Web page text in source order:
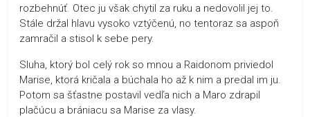
rozbehnúť. Otec ju však chytil za ruku a nedovolil jej to.
Stále držal hlavu vysoko vztýčenú, no tentoraz sa aspoň
zamračil a stisol k sebe pery.
Sluha, ktorý bol celý rok so mnou a Raidonom priviedol
Marise, ktorá kričala a búchala ho až k nim a predal im ju.
Potom sa šťastne postavil vedľa nich a Maro zdrapil
plačúcu a brániacu sa Marise za vlasy.